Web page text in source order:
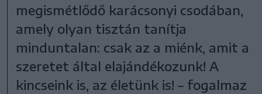
megismétlődő karácsonyi csodában,
amely olyan tisztán tanítja
minduntalan: csak az a miénk, amit a
szeretet által elajándékozunk! A
kincseink is, az életünk is! – fogalmaz